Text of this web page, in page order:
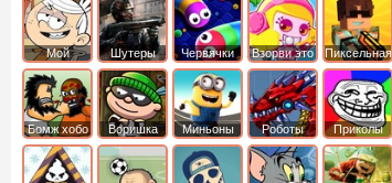
вперед
Мой
шумный
дом
Шутеры Червячки Взорви это
Пиксельная
война
Бомж хобо
Воришка
боб
Миньоны
Роботы
динозавры
Приколы